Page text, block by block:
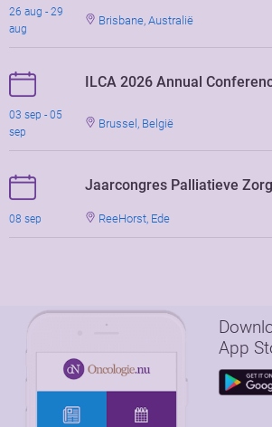
26 aug - 29
aug
Brisbane, Australië
ILCA 2026 Annual
03 sep - 05
sep
Brussel, België
Jaarcongres Palliatieve Zorg
08 sep ReeHorst, Ede
App